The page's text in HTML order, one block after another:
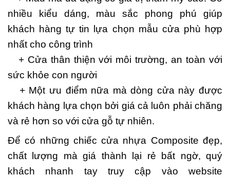
nhiều kiểu dáng, màu sắc phong phú giúp
khách hàng tự tin lựa chọn mẫu cửa phù hợp
nhất cho công trình
+ Cửa thân thiện với môi trường, an toàn với
sức khỏe con người
+ Một ưu điểm nữa mà dòng cửa này được
khách hàng lựa chọn bởi giá cả luôn phải chăng
và rẻ hơn so với cửa gỗ tự nhiên.
Để có những chiếc cửa nhựa Composite đẹp,
chất lượng mà giá thành lại rẻ bất ngờ, quý
khách nhanh tay truy cập vào website